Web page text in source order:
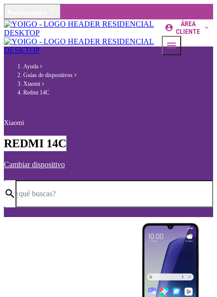
ÁREA
CLIENTE
Ayuda
Guías de dispositivos
Xiaomi
Redmi 14C
Xiaomi
REDMI 14C
Cambiar dispositivo
¿qué buscas?